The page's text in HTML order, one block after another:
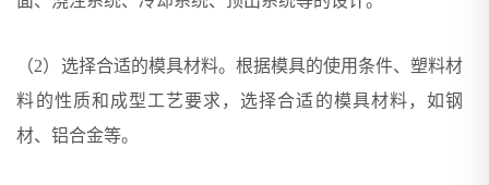
（2）选择合适的模具材料。根据模具的使用条件、塑料材
料的性质和成型工艺要求，选择合适的模具材料，如钢
材、铝合金等。